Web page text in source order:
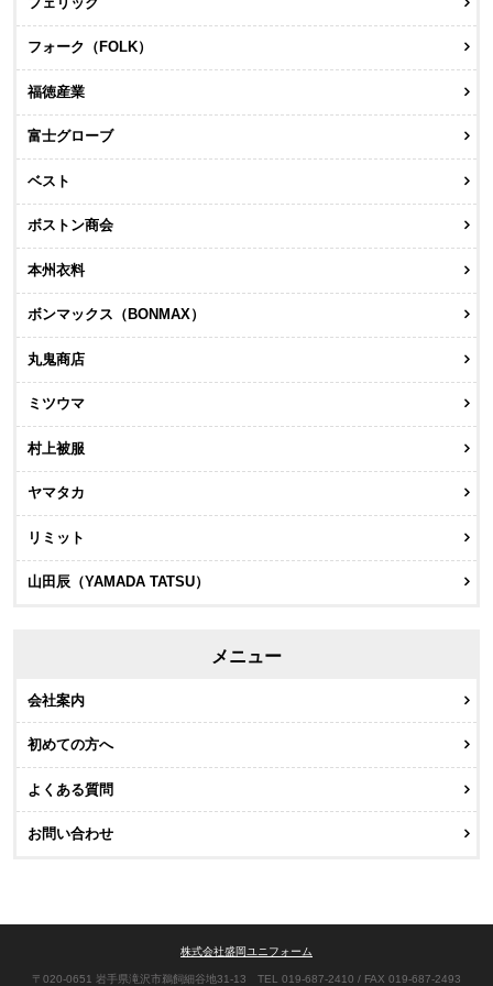
フォーク（FOLK）
福徳産業
富士グローブ
ベスト
ボストン商会
本州衣料
ボンマックス（BONMAX）
丸鬼商店
ミツウマ
村上被服
ヤマタカ
リミット
山田辰（YAMADA TATSU）
メニュー
会社案内
初めての方へ
よくある質問
お問い合わせ
株式会社盛岡ユニフォーム
〒020-0651 岩手県滝沢市鵜飼細谷地31-13 TEL 019-687-2410 / FAX 019-687-2493